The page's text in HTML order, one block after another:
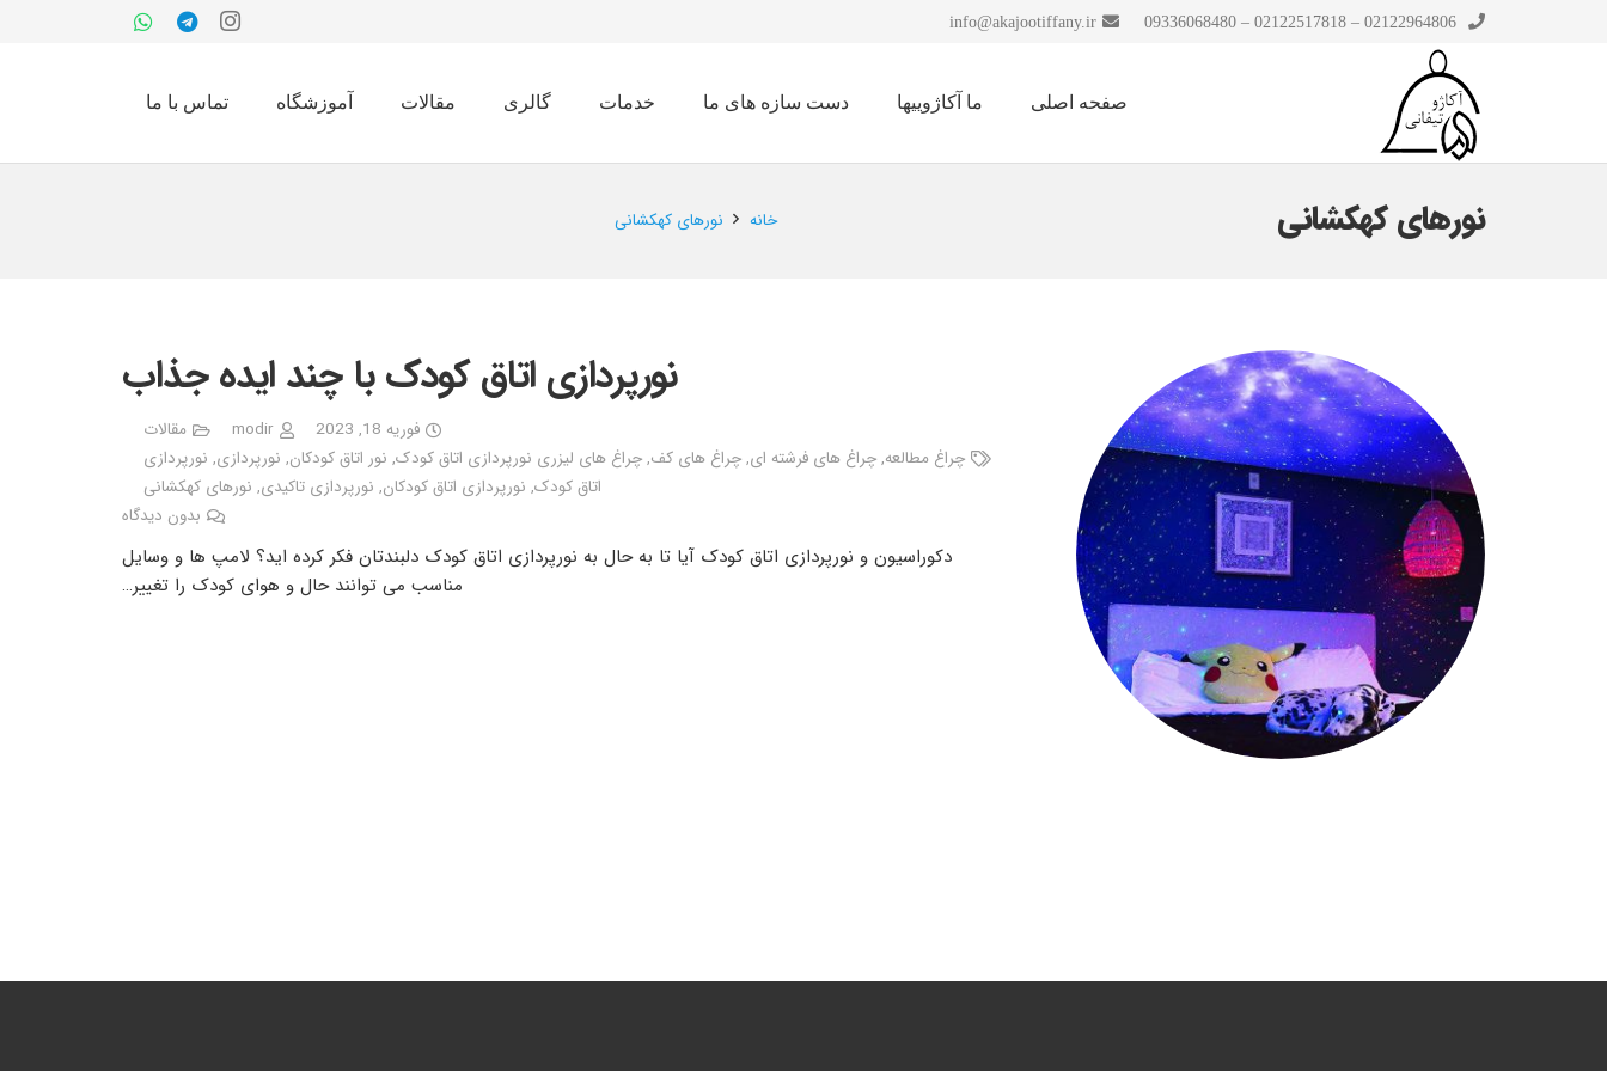
info@akajootiffany.ir
صفحه اصلی ما آکاژوییها دست سازه های ما خدمات گالری مقالات آموزشگاه تماس با ما
نورهای کهکشانی خانه نورهای کهکشانی
نورپردازی اتاق کودک با چند ایده جذاب
فوریه 18, 2023 modir
مقالات
چراغ مطالعه,چراغ های فرشته ای,چراغ های کف,چراغ های لیزری نورپردازی اتاق کودک, نور اتاق کودکان, نورپردازی, نورپردازی
اتاق کودک, نورپردازی اتاق کودکان, نورپردازی تاکیدی, نورهای کهکشانی
بدون دیدگاه
دکوراسیون و نورپردازی اتاق کودک آیا تا به حال به نورپردازی اتاق کودک دلبندتان فکر کرده اید؟ لامپ ها و وسایل
مناسب می توانند حال و هوای کودک را تغییر…